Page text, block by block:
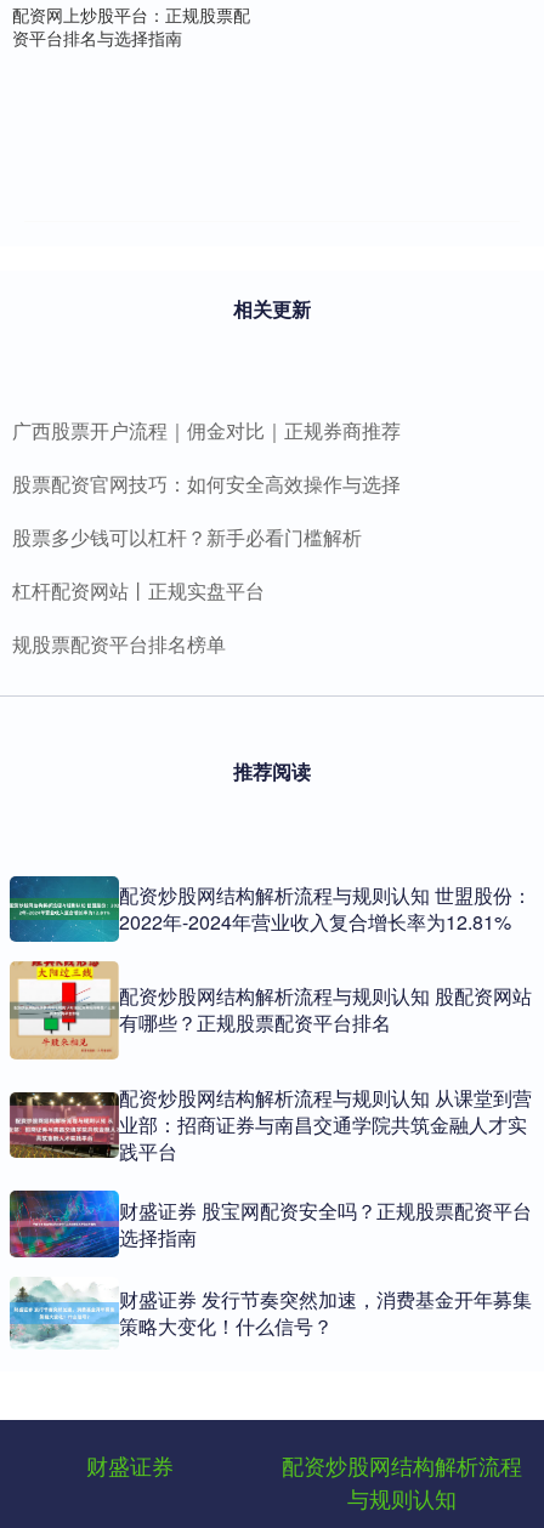
配资网上炒股平台：正规股票配
资平台排名与选择指南
相关更新
广西股票开户流程｜佣金对比｜正规券商推荐
股票配资官网技巧：如何安全高效操作与选择
股票多少钱可以杠杆？新手必看门槛解析
杠杆配资网站丨正规实盘平台
规股票配资平台排名榜单
推荐阅读
配资炒股网结构解析流程与规则认知 世盟股份：
2022年-2024年营业收入复合增长率为12.81%
配资炒股网结构解析流程与规则认知 股配资网站
有哪些？正规股票配资平台排名
配资炒股网结构解析流程与规则认知 从课堂到营
业部：招商证券与南昌交通学院共筑金融人才实
践平台
财盛证券 股宝网配资安全吗？正规股票配资平台
选择指南
财盛证券 发行节奏突然加速，消费基金开年募集
策略大变化！什么信号？
财盛证券
配资炒股网结构解析流程
与规则认知